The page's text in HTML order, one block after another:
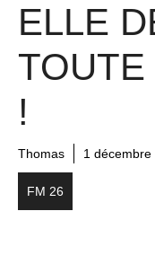
ELLE
!
Thomas 1 décembre
FM 26